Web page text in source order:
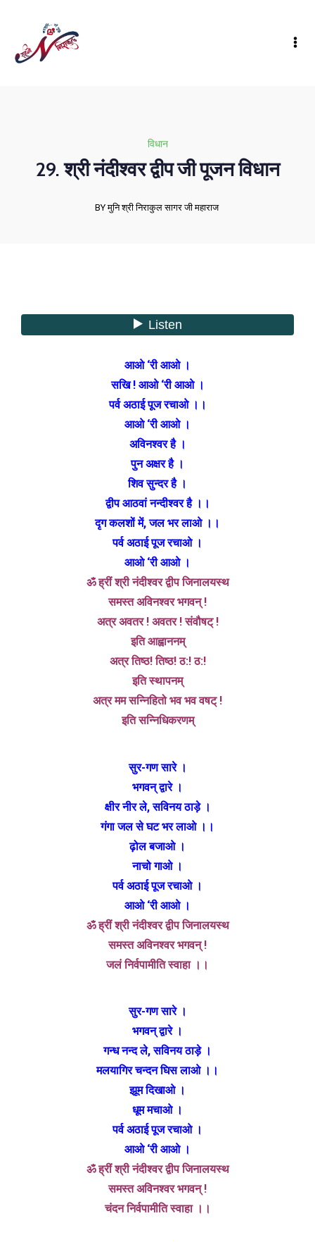
विधान
29. श्री नंदीश्वर द्वीप जी पूजन विधान
BY मुनि श्री निराकुल सागर जी महाराज
आओ ‘री आओ ।
सखि ! आओ ‘री आओ ।
पर्व अठाई पूज रचाओ ।।
आओ ‘री आओ ।
अविनश्वर है ।
पुन अक्षर है ।
शिव सुन्दर है ।
द्वीप आठवां नन्दीश्वर है ।।
दृग कलशों में, जल भर लाओ ।।
पर्व अठाई पूज रचाओ ।
आओ ‘री आओ ।
ॐ ह्रीं श्री नंदीश्वर द्वीप जिनालयस्थ
समस्त अविनश्वर भगवन् !
अत्र अवतर ! अवतर ! संवौषट् !
इति आह्वाननम्
अत्र तिष्ठ! तिष्ठ! ठ:! ठ:!
इति स्थापनम्
अत्र मम सन्निहितो भव भव वषट् !
इति सन्निधिकरणम्
सुर-गण सारे ।
भगवन् द्वारे ।
क्षीर नीर ले, सविनय ठाड़े ।
गंगा जल से घट भर लाओ ।।
ढ़ोल बजाओ ।
नाचो गाओ ।
पर्व अठाई पूज रचाओ ।
आओ ‘री आओ ।
ॐ ह्रीं श्री नंदीश्वर द्वीप जिनालयस्थ
समस्त अविनश्वर भगवन् !
जलं निर्वपामीति स्वाहा ।।
सुर-गण सारे ।
भगवन् द्वारे ।
गन्ध नन्द ले, सविनय ठाड़े ।
मलयागिर चन्दन घिस लाओ ।।
झूम दिखाओ ।
धूम मचाओ ।
पर्व अठाई पूज रचाओ ।
आओ ‘री आओ ।
ॐ ह्रीं श्री नंदीश्वर द्वीप जिनालयस्थ
समस्त अविनश्वर भगवन् !
चंदन निर्वपामीति स्वाहा ।।